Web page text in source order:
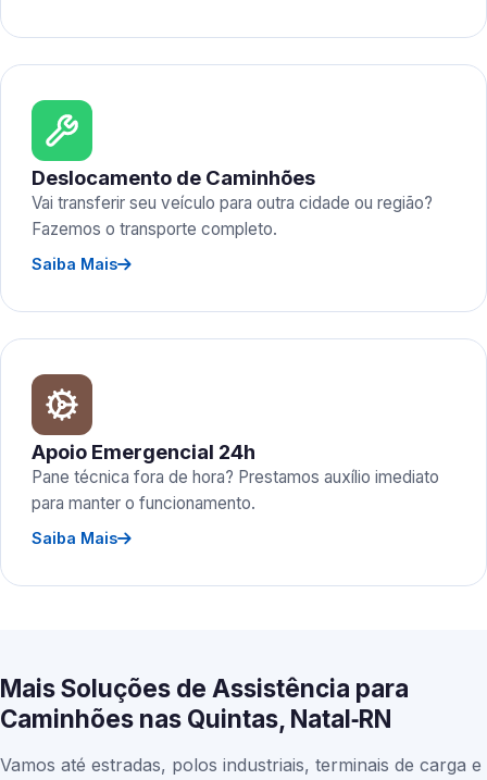
Deslocamento de Caminhões
Vai transferir seu veículo para outra cidade ou região?
Fazemos o transporte completo.
Saiba Mais
Apoio Emergencial 24h
Pane técnica fora de hora? Prestamos auxílio imediato
para manter o funcionamento.
Saiba Mais
Mais Soluções de Assistência para
Caminhões nas Quintas, Natal‑RN
Vamos até estradas, polos industriais, terminais de carga e